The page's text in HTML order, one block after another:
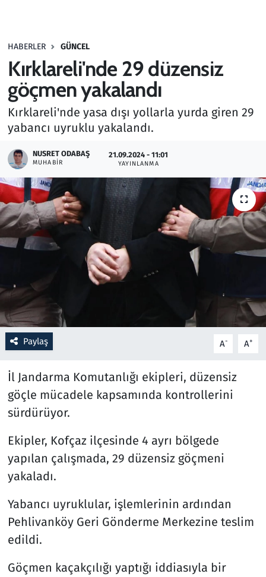
HABERLER GÜNCEL
Kırklareli'nde 29 düzensiz
göçmen yakalandı
Kırklareli'nde yasa dışı yollarla yurda giren 29
yabancı uyruklu yakalandı.
NUSRET ODABAŞ
MUHABIR
21.09.2024 - 11:01
YAYINLANMA
Paylaş A- A+
İl Jandarma Komutanlığı ekipleri, düzensiz
göçle mücadele kapsamında kontrollerini
sürdürüyor.
Ekipler, Kofçaz ilçesinde 4 ayrı bölgede
yapılan çalışmada, 29 düzensiz göçmeni
yakaladı.
Yabancı uyruklular, işlemlerinin ardından
Pehlivanköy Geri Gönderme Merkezine teslim
edildi.
Göçmen kaçakçılığı yaptığı iddiasıyla bir
Haber
Kurumsal Haberler
Otomobil
Oyun
Resmi İlanlar
Rüya Tabirleri
Sağlık
Savunma Sanayi
Seçim 2023
Spor
Teknoloji ve Bilim
Televizyon